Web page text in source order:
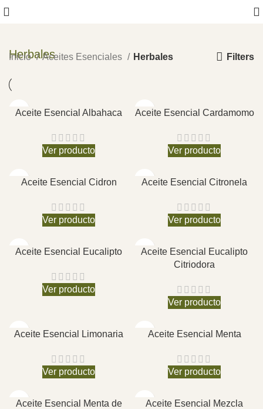
Herbales
Inicio Aceites Esenciales Herbales Filters
Aceite Esencial Albahaca
Ver producto
Aceite Esencial Cardamomo
Ver producto
Aceite Esencial Cidron
Ver producto
Aceite Esencial Citronela
Ver producto
Aceite Esencial Eucalipto
Ver producto
Aceite Esencial Eucalipto
Citriodora
Ver producto
Aceite Esencial Limonaria
Ver producto
Aceite Esencial Menta
Ver producto
Aceite Esencial Menta de
Aceite Esencial Mezcla